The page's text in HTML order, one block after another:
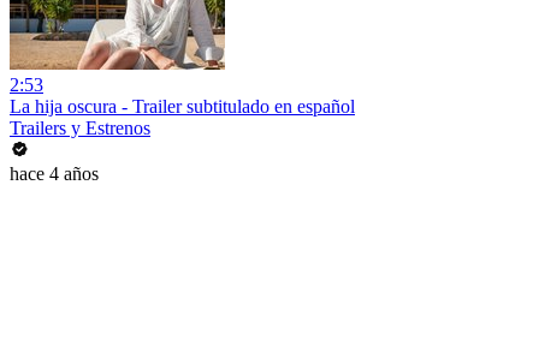
2:53
La hija oscura - Trailer subtitulado en español
Trailers y Estrenos
hace 4 años